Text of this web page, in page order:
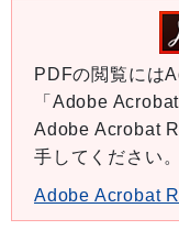
PDFの閲覧には
「Adobe
Adobe Acrobat
手してください。
Adobe Acrobat